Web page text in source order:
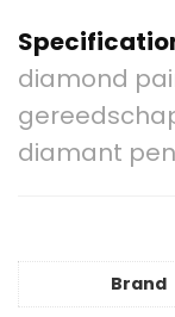
diamond
diamant
Brand